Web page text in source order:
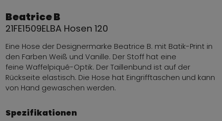
Beatrice B
21FE1509ELBA Hosen 120
Eine Hose der Designermarke Beatrice B. mit Batik-Print in
den Farben Weiß und Vanille. Der Stoff hat eine
feineWaffelpiqué-Optik. Der Taillenbund ist auf der
Rückseite elastisch. Die Hose hat Eingrifftaschen und kann
von Hand gewaschen werden.
Spezifikationen